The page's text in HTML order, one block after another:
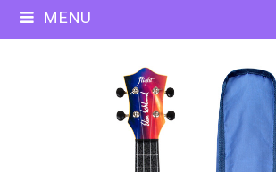
MENU